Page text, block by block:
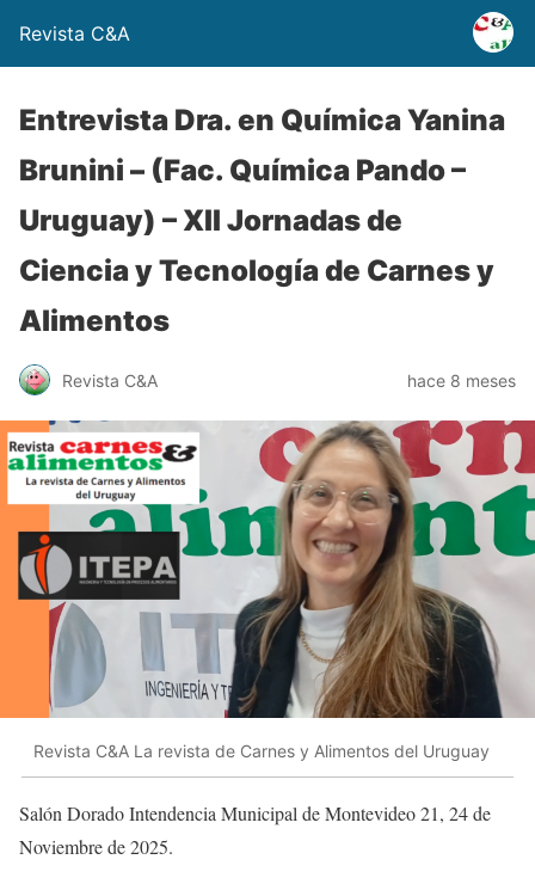
Revista C&A
Entrevista Dra. en Química Yanina
Brunini – (Fac. Química Pando –
Uruguay) – XII Jornadas de
Ciencia y Tecnología de Carnes y
Alimentos
Revista C&A hace 8 meses
Revista C&A La revista de Carnes y Alimentos del Uruguay
Salón Dorado Intendencia Municipal de Montevideo 21, 24 de
Noviembre de 2025.